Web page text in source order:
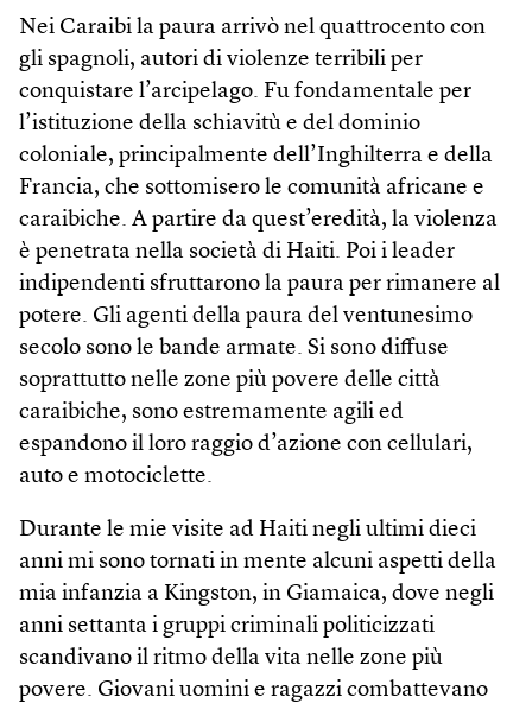
Nei Caraibi la paura arrivò nel quattrocento con
gli spagnoli, autori di violenze terribili per
conquistare l’arcipelago. Fu fondamentale per
l’istituzione della schiavitù e del dominio
coloniale, principalmente dell’Inghilterra e della
Francia, che sottomisero le comunità africane e
caraibiche. A partire da quest’eredità, la violenza
è penetrata nella società di Haiti. Poi i leader
indipendenti sfruttarono la paura per rimanere al
potere. Gli agenti della paura del ventunesimo
secolo sono le bande armate. Si sono diffuse
soprattutto nelle zone più povere delle città
caraibiche, sono estremamente agili ed
espandono il loro raggio d’azione con cellulari,
auto e motociclette.
Durante le mie visite ad Haiti negli ultimi dieci
anni mi sono tornati in mente alcuni aspetti della
mia infanzia a Kingston, in Giamaica, dove negli
anni settanta i gruppi criminali politicizzati
scandivano il ritmo della vita nelle zone più
povere. Giovani uomini e ragazzi combattevano